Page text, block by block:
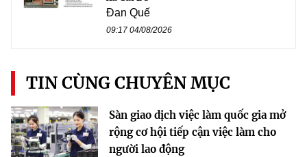
Đan Quế
09:17 04/08/2026
TIN CÙNG CHUYÊN MỤC
Sàn giao dịch việc làm quốc gia mở
rộng cơ hội tiếp cận việc làm cho
người lao động